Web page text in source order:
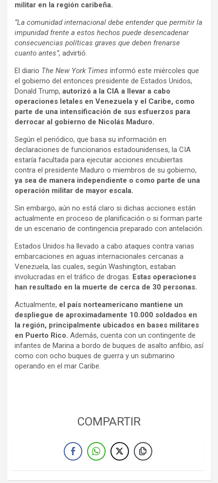
militar en la región caribeña.
“La comunidad internacional debe entender que permitir la
impunidad frente a estos hechos puede desencadenar
consecuencias políticas graves que deben frenarse
cuanto antes”, advirtió.
El diario The New York Times informó este miércoles que
el gobierno del entonces presidente de Estados Unidos,
Donald Trump, autorizó a la CIA a llevar a cabo
operaciones letales en Venezuela y el Caribe, como
parte de una intensificación de sus esfuerzos para
derrocar al gobierno de Nicolás Maduro.
Según el periódico, que basa su información en
declaraciones de funcionarios estadounidenses, la CIA
estaría facultada para ejecutar acciones encubiertas
contra el presidente Maduro o miembros de su gobierno,
ya sea de manera independiente o como parte de una
operación militar de mayor escala.
Sin embargo, aún no está claro si dichas acciones están
actualmente en proceso de planificación o si forman parte
de un escenario de contingencia preparado con antelación.
Estados Unidos ha llevado a cabo ataques contra varias
embarcaciones en aguas internacionales cercanas a
Venezuela, las cuales, según Washington, estaban
involucradas en el tráfico de drogas. Estas operaciones
han resultado en la muerte de cerca de 30 personas.
Actualmente, el país norteamericano mantiene un
despliegue de aproximadamente 10.000 soldados en
la región, principalmente ubicados en bases militares
en Puerto Rico. Además, cuenta con un contingente de
infantes de Marina a bordo de buques de asalto anfibio, así
como con ocho buques de guerra y un submarino
operando en el mar Caribe.
COMPARTIR